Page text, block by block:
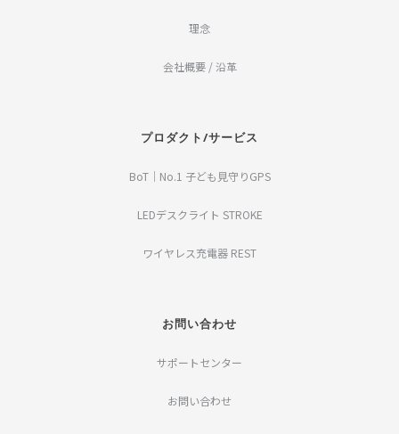
理念
会社概要 / 沿革
プロダクト/サービス
BoT｜No.1 子ども見守りGPS
LEDデスクライト STROKE
ワイヤレス充電器 REST
お問い合わせ
サポートセンター
お問い合わせ